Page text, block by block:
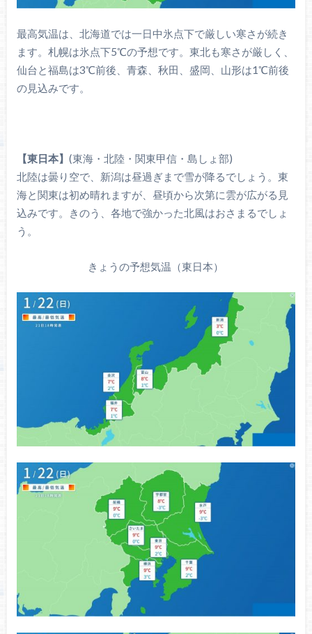
最高気温は、北海道では一日中氷点下で厳しい寒さが続き
ます。札幌は氷点下5℃の予想です。東北も寒さが厳しく、
仙台と福島は3℃前後、青森、秋田、盛岡、山形は1℃前後
の見込みです。
【東日本】 (東海・北陸・関東甲信・島しょ部)
北陸は曇り空で、新潟は昼過ぎまで雪が降るでしょう。東
海と関東は初め晴れますが、昼頃から次第に雲が広がる見
込みです。きのう、各地で強かった北風はおさまるでしょ
う。
きょうの予想気温（東日本）